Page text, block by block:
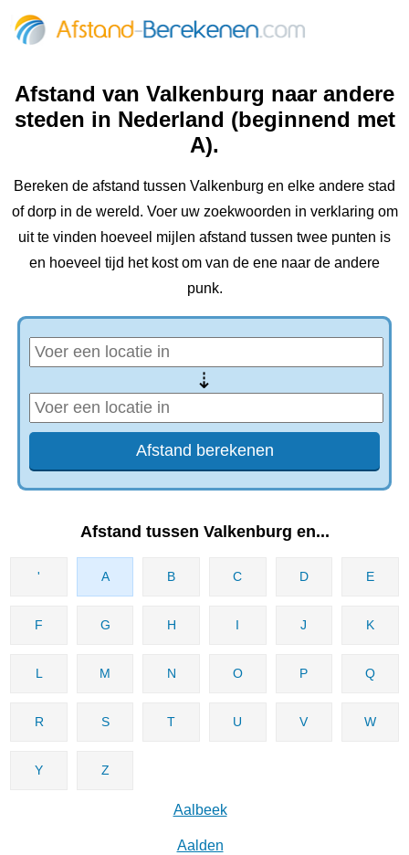
Afstand van Valkenburg naar andere
steden in Nederland (beginnend met
A).
Bereken de afstand tussen Valkenburg en elke andere stad
of dorp in de wereld. Voer uw zoekwoorden in verklaring om
uit te vinden hoeveel mijlen afstand tussen twee punten is
en hoeveel tijd het kost om van de ene naar de andere
punk.
⇢
Afstand tussen Valkenburg en...
' A B C D E
F G H I J K
L M N O P Q
R S T U V W
Y Z
Aalbeek
Aalden